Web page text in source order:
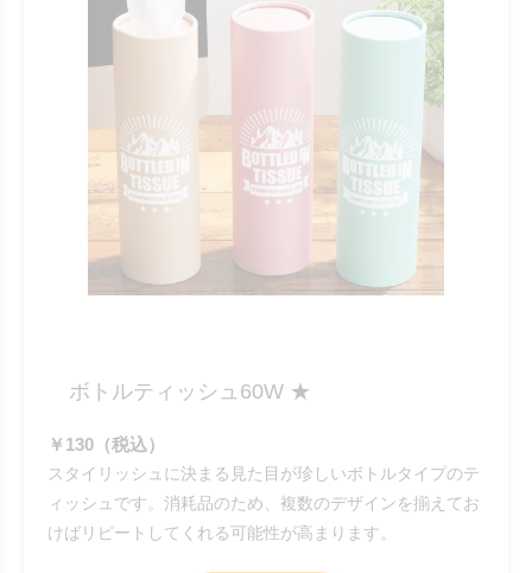
ボトルティッシュ60W ★
￥130（税込）
スタイリッシュに決まる見た目が珍しいボトルタイプのテ
ィッシュです。消耗品のため、複数のデザインを揃えてお
けばリピートしてくれる可能性が高まります。